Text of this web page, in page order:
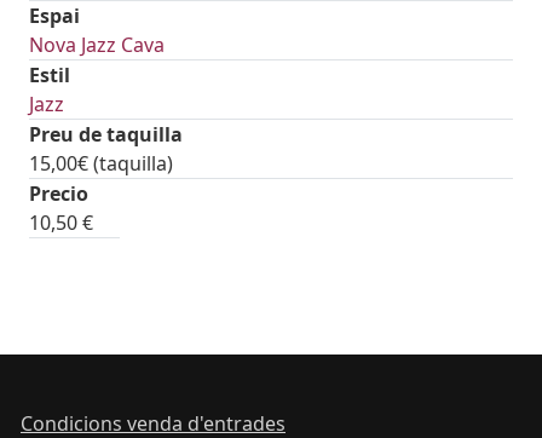
Espai
Nova Jazz Cava
Estil
Jazz
Preu de taquilla
15,00€ (taquilla)
tickets
Precio
10,50 €
Condicions venda d'entrades